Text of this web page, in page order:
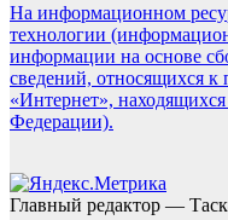
На информационном
технологии
информации на основе
сведений, относящихся к
«Интернет»,
Федерации).
Главный редактор —